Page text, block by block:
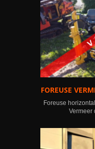
FOREUSE
Foreuse
Vermeer